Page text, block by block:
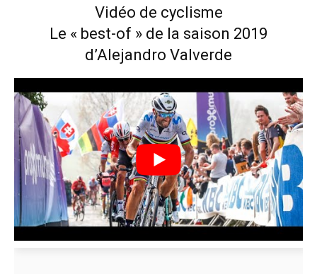
Vidéo de cyclisme
Le « best-of » de la saison 2019
d’Alejandro Valverde